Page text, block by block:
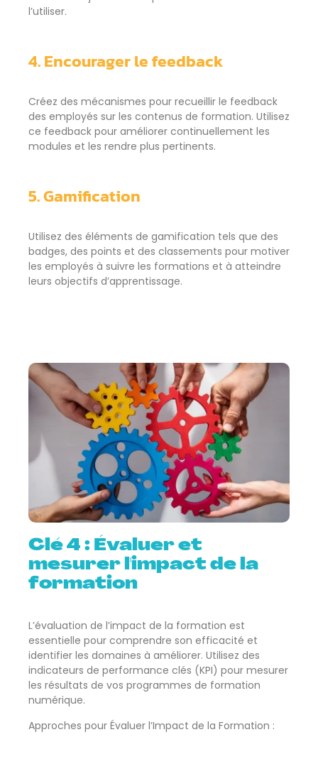
l’utiliser.
4. Encourager le feedback
Créez des mécanismes pour recueillir le feedback
des employés sur les contenus de formation. Utilisez
ce feedback pour améliorer continuellement les
modules et les rendre plus pertinents.
5. Gamification
Utilisez des éléments de gamification tels que des
badges, des points et des classements pour motiver
les employés à suivre les formations et à atteindre
leurs objectifs d’apprentissage.
Clé 4 : Évaluer et
mesurer l'impact de la
formation
L’évaluation de l’impact de la formation est
essentielle pour comprendre son efficacité et
identifier les domaines à améliorer. Utilisez des
indicateurs de performance clés (KPI) pour mesurer
les résultats de vos programmes de formation
numérique.
Approches pour Évaluer l’Impact de la Formation :